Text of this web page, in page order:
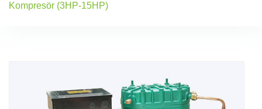
Kompresör (3HP-15HP)